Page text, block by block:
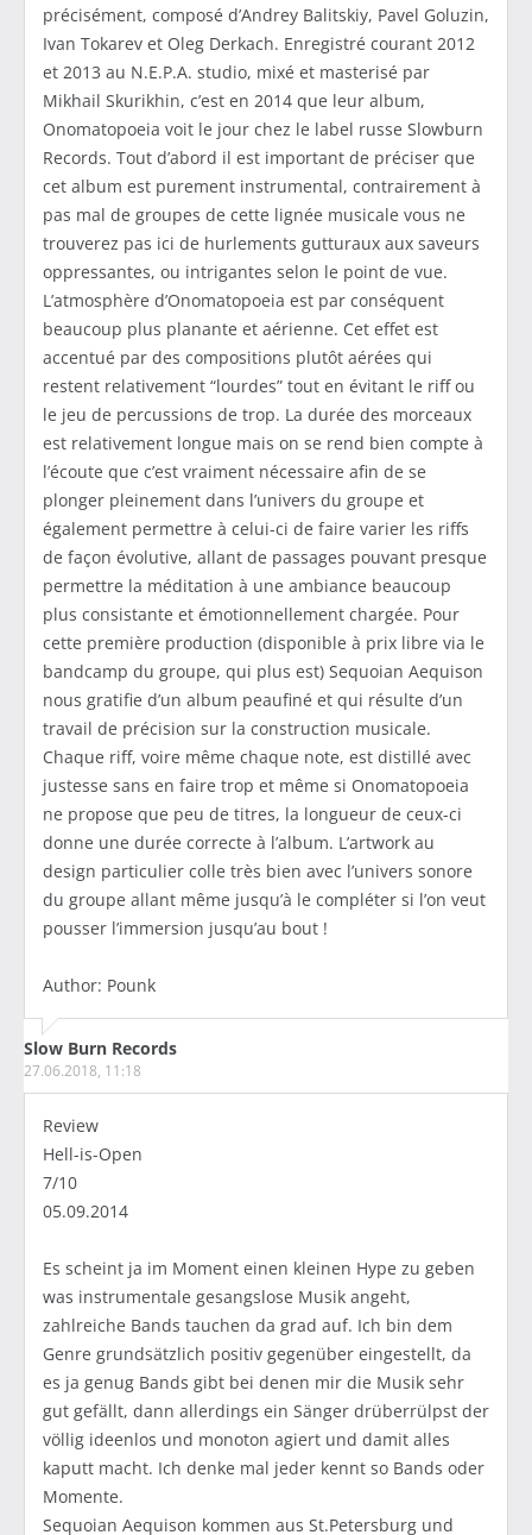
précisément, composé d’Andrey Balitskiy, Pavel Goluzin,
Ivan Tokarev et Oleg Derkach. Enregistré courant 2012
et 2013 au N.E.P.A. studio, mixé et masterisé par
Mikhail Skurikhin, c’est en 2014 que leur album,
Onomatopoeia voit le jour chez le label russe Slowburn
Records. Tout d’abord il est important de préciser que
cet album est purement instrumental, contrairement à
pas mal de groupes de cette lignée musicale vous ne
trouverez pas ici de hurlements gutturaux aux saveurs
oppressantes, ou intrigantes selon le point de vue.
L’atmosphère d’Onomatopoeia est par conséquent
beaucoup plus planante et aérienne. Cet effet est
accentué par des compositions plutôt aérées qui
restent relativement “lourdes” tout en évitant le riff ou
le jeu de percussions de trop. La durée des morceaux
est relativement longue mais on se rend bien compte à
l’écoute que c’est vraiment nécessaire afin de se
plonger pleinement dans l’univers du groupe et
également permettre à celui-ci de faire varier les riffs
de façon évolutive, allant de passages pouvant presque
permettre la méditation à une ambiance beaucoup
plus consistante et émotionnellement chargée. Pour
cette première production (disponible à prix libre via le
bandcamp du groupe, qui plus est) Sequoian Aequison
nous gratifie d’un album peaufiné et qui résulte d’un
travail de précision sur la construction musicale.
Chaque riff, voire même chaque note, est distillé avec
justesse sans en faire trop et même si Onomatopoeia
ne propose que peu de titres, la longueur de ceux-ci
donne une durée correcte à l’album. L’artwork au
design particulier colle très bien avec l’univers sonore
du groupe allant même jusqu’à le compléter si l’on veut
pousser l’immersion jusqu’au bout !
Author: Pounk
Slow Burn Records
27.06.2018, 11:18
Review
Hell-is-Open
7/10
05.09.2014
Es scheint ja im Moment einen kleinen Hype zu geben
was instrumentale gesangslose Musik angeht,
zahlreiche Bands tauchen da grad auf. Ich bin dem
Genre grundsätzlich positiv gegenüber eingestellt, da
es ja genug Bands gibt bei denen mir die Musik sehr
gut gefällt, dann allerdings ein Sänger drüberrülpst der
völlig ideenlos und monoton agiert und damit alles
kaputt macht. Ich denke mal jeder kennt so Bands oder
Momente.
Sequoian Aequison kommen aus St.Petersburg und